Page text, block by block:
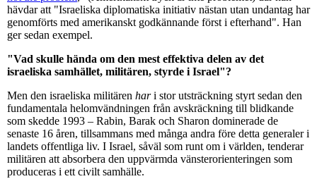
hävdar att "Israeliska diplomatiska initiativ nästan utan undantag har
genomförts med amerikanskt godkännande först i efterhand". Han
ger sedan exempel.
"Vad skulle hända om den mest effektiva delen av det
israeliska samhället, militären, styrde i Israel"?
Men den israeliska militären hari stor utsträckning styrt sedan den
fundamentala helomvändningen från avskräckning till blidkande
som skedde 1993 – Rabin, Barak och Sharon dominerade de
senaste 16 åren, tillsammans med många andra före detta generaler i
landets offentliga liv. I Israel, såväl som runt om i världen, tenderar
militären att absorbera den uppvärmda vänsterorienteringen som
produceras i ett civilt samhälle.